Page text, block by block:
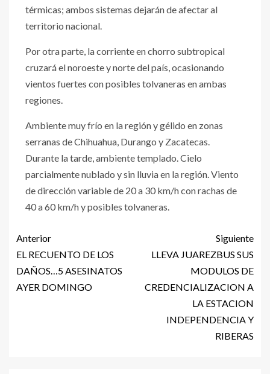
térmicas; ambos sistemas dejarán de afectar al
territorio nacional.
Por otra parte, la corriente en chorro subtropical
cruzará el noroeste y norte del país, ocasionando
vientos fuertes con posibles tolvaneras en ambas
regiones.
Ambiente muy frío en la región y gélido en zonas
serranas de Chihuahua, Durango y Zacatecas.
Durante la tarde, ambiente templado. Cielo
parcialmente nublado y sin lluvia en la región. Viento
de dirección variable de 20 a 30 km/h con rachas de
40 a 60 km/h y posibles tolvaneras.
Anterior
EL RECUENTO DE LOS
DAÑOS…5 ASESINATOS
AYER DOMINGO
Siguiente
LLEVA JUAREZBUS SUS
MODULOS DE
CREDENCIALIZACION A
LA ESTACION
INDEPENDENCIA Y
RIBERAS